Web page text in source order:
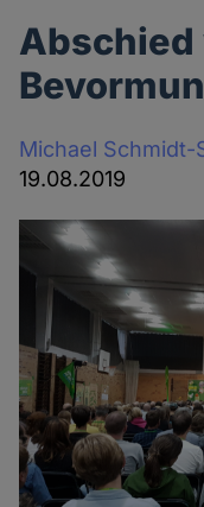
Abschied
Michael Schmidt-
19.08.2019